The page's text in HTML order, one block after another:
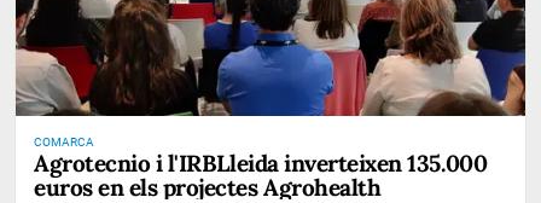
COMARCA
Agrotecnio i l'IRBLleida inverteixen 135.000
euros en els projectes Agrohealth